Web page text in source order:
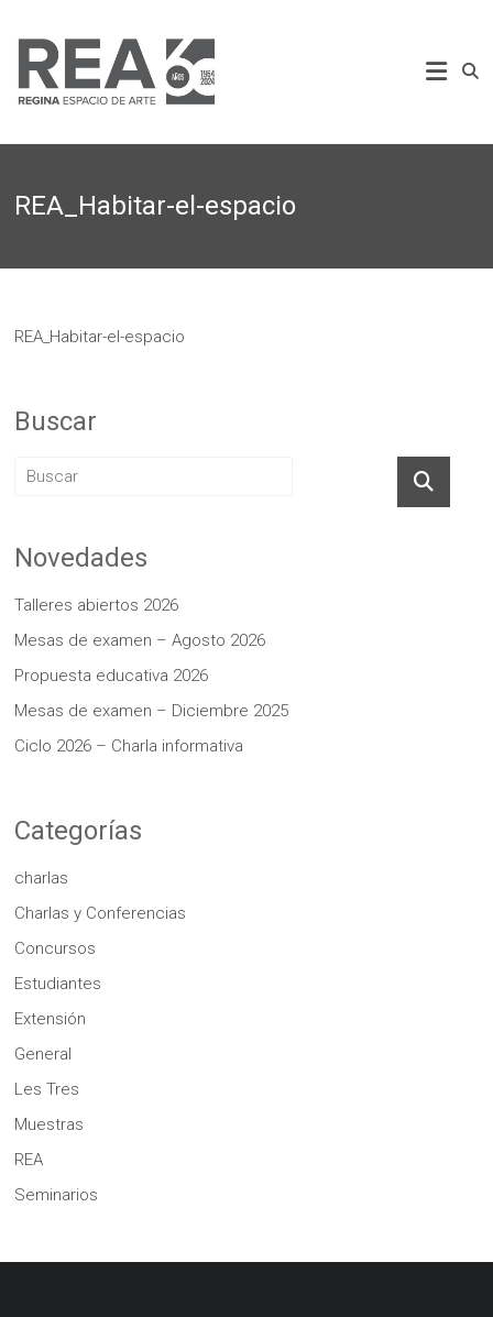
contenido
REA
Regina
REA_Habitar-el-espacio
REA_Habitar-el-espacio
Buscar
Novedades
Talleres abiertos 2026
Mesas de examen – Agosto 2026
Propuesta educativa 2026
Mesas de examen – Diciembre 2025
Ciclo 2026 – Charla informativa
Categorías
charlas
Charlas y Conferencias
Concursos
Estudiantes
Extensión
General
Les Tres
Muestras
REA
Seminarios